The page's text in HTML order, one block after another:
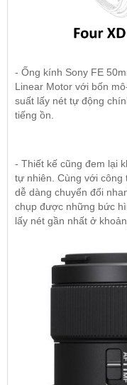
- Ống kính Sony FE
Linear Motor với bốn
suất lấy nét tự động
tiếng ồn.
- Thiết kế cũng đem lại
tự nhiên. Cùng với công
dễ dàng chuyển đổi
chụp được những bức
lấy nét gần nhất ở